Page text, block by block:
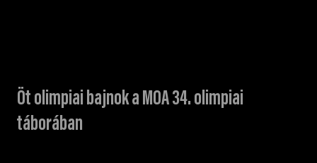
Öt olimpiai bajnok a MOA 34. olimpiai
táborában